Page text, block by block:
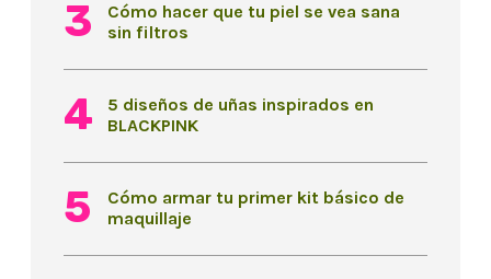
Cómo hacer que tu piel se vea sana
sin filtros
5 diseños de uñas inspirados en
BLACKPINK
Cómo armar tu primer kit básico de
maquillaje